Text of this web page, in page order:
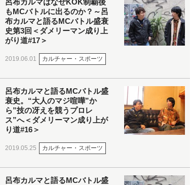
呂布カルマはなぜKOK制覇後
もMCバトルに出るのか？～呂
布カルマと語るMCバトル盛衰
史第3回＜ダメリーマン成り上
がり道#17＞
2019.06.01 カルチャー・スポーツ
呂布カルマと語るMCバトル盛
衰史。“大人のマジ喧嘩”か
ら”技の冴えを競うプロレ
ス”へ＜ダメリーマン成り上が
り道#16＞
2019.05.25 カルチャー・スポーツ
呂布カルマと語るMCバトル盛